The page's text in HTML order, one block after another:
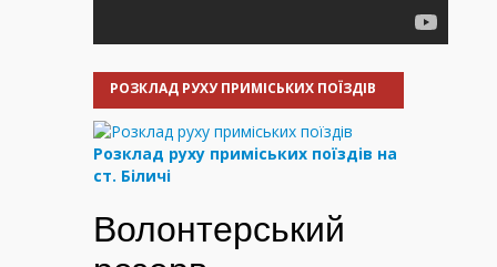
РОЗКЛАД РУХУ ПРИМІСЬКИХ ПОЇЗДІВ
Розклад руху приміських поїздів на
ст. Біличі